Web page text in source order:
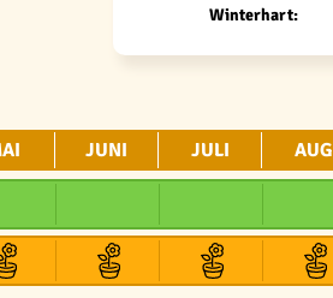
Winterhart:
JUNI JULI AUG